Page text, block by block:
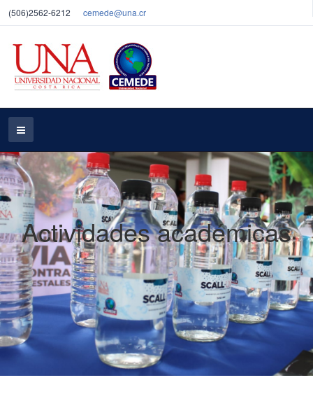
(506)2562-6212 cemede@una.cr
Actividades académicas